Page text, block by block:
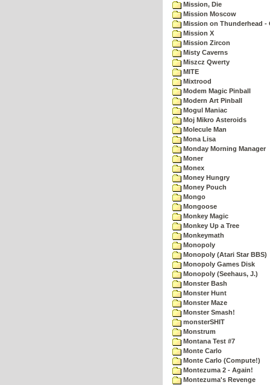
Mission, Die
Mission Moscow
Mission on Thunderhead -
Mission X
Mission Zircon
Misty Caverns
Miszcz Qwerty
MITE
Mixtrood
Modem Magic Pinball
Modern Art Pinball
Mogul Maniac
Moj Mikro Asteroids
Molecule Man
Mona Lisa
Monday Morning Manager
Moner
Monex
Money Hungry
Money Pouch
Mongo
Mongoose
Monkey Magic
Monkey Up a Tree
Monkeymath
Monopoly
Monopoly (Atari Star BBS)
Monopoly Games Disk
Monopoly (Seehaus, J.)
Monster Bash
Monster Hunt
Monster Maze
Monster Smash!
monsterSHIT
Monstrum
Montana Test #7
Monte Carlo
Monte Carlo (Compute!)
Montezuma 2 - Again!
Montezuma's Revenge